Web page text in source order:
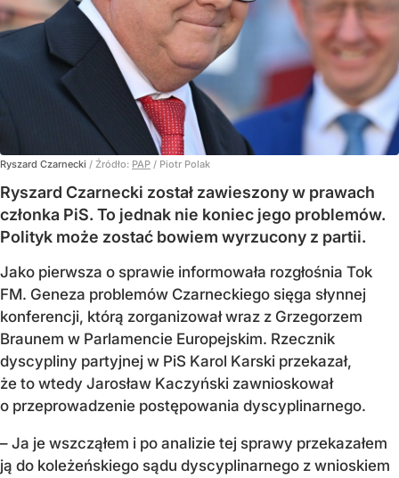
Ryszard Czarnecki / Źródło: PAP / Piotr Polak
Ryszard Czarnecki został zawieszony w prawach
członka PiS. To jednak nie koniec jego problemów.
Polityk może zostać bowiem wyrzucony z partii.
Jako pierwsza o sprawie informowała rozgłośnia Tok
FM. Geneza problemów Czarneckiego sięga słynnej
konferencji, którą zorganizował wraz z Grzegorzem
Braunem w Parlamencie Europejskim. Rzecznik
dyscypliny partyjnej w PiS Karol Karski przekazał,
że to wtedy Jarosław Kaczyński zawnioskował
o przeprowadzenie postępowania dyscyplinarnego.
– Ja je wszcząłem i po analizie tej sprawy przekazałem
ją do koleżeńskiego sądu dyscyplinarnego z wnioskiem